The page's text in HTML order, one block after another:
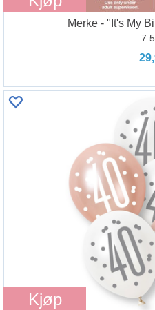
Merke - "It's My
Kjøp